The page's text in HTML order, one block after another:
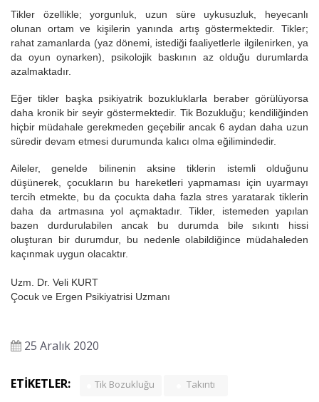
Tikler özellikle; yorgunluk, uzun süre uykusuzluk, heyecanlı
olunan ortam ve kişilerin yanında artış göstermektedir. Tikler;
rahat zamanlarda (yaz dönemi, istediği faaliyetlerle ilgilenirken, ya
da oyun oynarken), psikolojik baskının az olduğu durumlarda
azalmaktadır.
Eğer tikler başka psikiyatrik bozukluklarla beraber görülüyorsa
daha kronik bir seyir göstermektedir. Tik Bozukluğu; kendiliğinden
hiçbir müdahale gerekmeden geçebilir ancak 6 aydan daha uzun
süredir devam etmesi durumunda kalıcı olma eğilimindedir.
Aileler, genelde bilinenin aksine tiklerin istemli olduğunu
düşünerek, çocukların bu hareketleri yapmaması için uyarmayı
tercih etmekte, bu da çocukta daha fazla stres yaratarak tiklerin
daha da artmasına yol açmaktadır. Tikler, istemeden yapılan
bazen durdurulabilen ancak bu durumda bile sıkıntı hissi
oluşturan bir durumdur, bu nedenle olabildiğince müdahaleden
kaçınmak uygun olacaktır.
Uzm. Dr. Veli KURT
Çocuk ve Ergen Psikiyatrisi Uzmanı
25 Aralık 2020
ETİKETLER: Tik Bozukluğu Takıntı